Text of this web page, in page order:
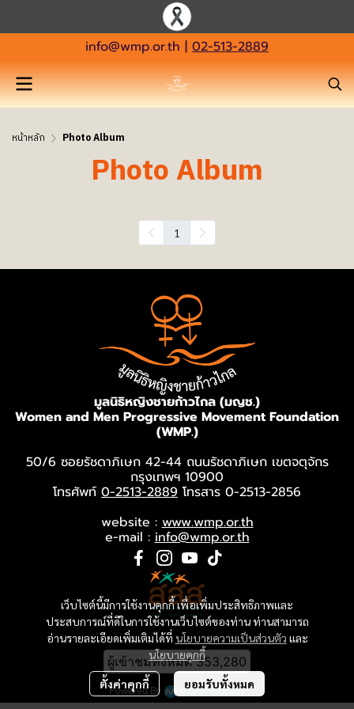
info@wmp.or.th | 02-513-2889
หน้าหลัก Photo Album
Photo Album
1
เว็บไซต์นี้มีการใช้งานคุกกี้ เพื่อเพิ่มประสิทธิภาพและ
ประสบการณ์ที่ดีในการใช้งานเว็บไซต์ของท่าน ท่านสามารถ
อ่านรายละเอียดเพิ่มเติมได้ที่ นโยบายความเป็นส่วนตัว และ
นโยบายคุกกี้
ตั้งค่าคุกกี้ ยอมรับทั้งหมด
มูลนิธิหญิงชายก้าวไกล (มญช.)
Women and Men Progressive Movement Foundation
(WMP.)
50/6 ซอยรัชดาภิเษก 42-44 ถนนรัชดาภิเษก เขตจตุจักร
กรุงเทพฯ 10900
โทรศัพท์ 0-2513-2889 โทรสาร 0-2513-2856
website :www.wmp.or.th
e-mail :info@wmp.or.th
ผู้เข้าชมทั้งหมด353,280
Powered By MakeWebEasy